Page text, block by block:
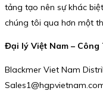
tảng tạo nên sự khác
chúng tôi qua hơn một
Đại lý Việt Nam – Công
Blackmer Viet Nam